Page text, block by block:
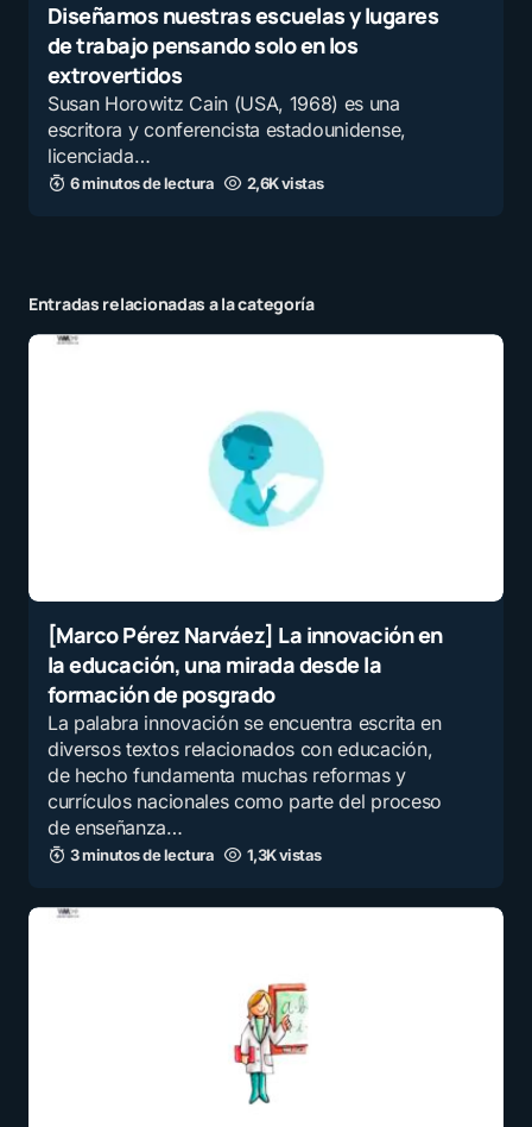
Diseñamos nuestras escuelas y lugares
de trabajo pensando solo en los
extrovertidos
Susan Horowitz Cain (USA, 1968) es una
escritora y conferencista estadounidense,
licenciada…
6 minutos de lectura 2,6K vistas
Entradas relacionadas a la categoría
[Marco Pérez Narváez] La innovación en
la educación, una mirada desde la
formación de posgrado
La palabra innovación se encuentra escrita en
diversos textos relacionados con educación,
de hecho fundamenta muchas reformas y
currículos nacionales como parte del proceso
de enseñanza…
3 minutos de lectura 1,3K vistas